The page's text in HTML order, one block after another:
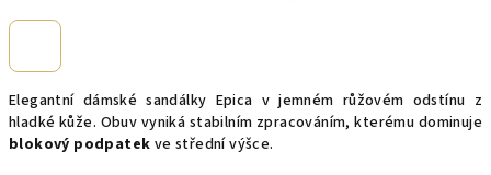
Elegantní dámské sandálky Epica v jemném růžovém odstínu z
hladké kůže. Obuv vyniká stabilním zpracováním, kterému dominuje
blokový podpatek ve střední výšce.